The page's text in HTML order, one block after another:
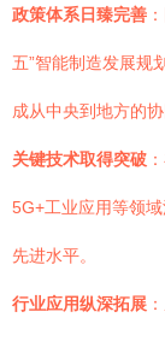
政策体系日臻完善
五”智能制造发展规
成从中央到地方的协
关键技术取得突破
5G+工业应用等领
先进水平。
行业应用纵深拓展